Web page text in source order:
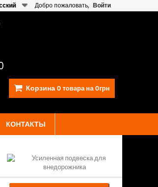
Добро пожаловать, Войти
Корзина 0 товара на 0грн
КОНТАКТЫ